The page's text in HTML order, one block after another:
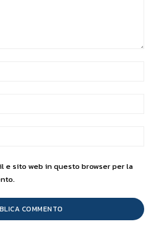
e sito web in questo browser per la